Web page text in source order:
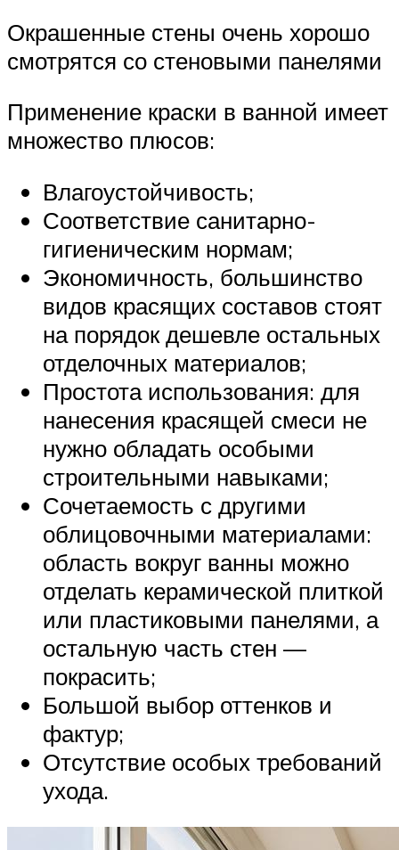
Окрашенные стены очень хорошо
смотрятся со стеновыми панелями
Применение краски в ванной имеет
множество плюсов:
Влагоустойчивость;
Соответствие санитарно-
гигиеническим нормам;
Экономичность, большинство
видов красящих составов стоят
на порядок дешевле остальных
отделочных материалов;
Простота использования: для
нанесения красящей смеси не
нужно обладать особыми
строительными навыками;
Сочетаемость с другими
облицовочными материалами:
область вокруг ванны можно
отделать керамической плиткой
или пластиковыми панелями, а
остальную часть стен —
покрасить;
Большой выбор оттенков и
фактур;
Отсутствие особых требований
ухода.